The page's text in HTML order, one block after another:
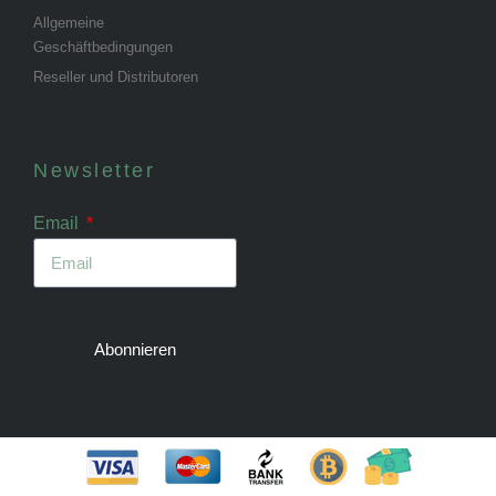
Allgemeine
Geschäftbedingungen
Reseller und Distributoren
Newsletter
Email
Abonnieren